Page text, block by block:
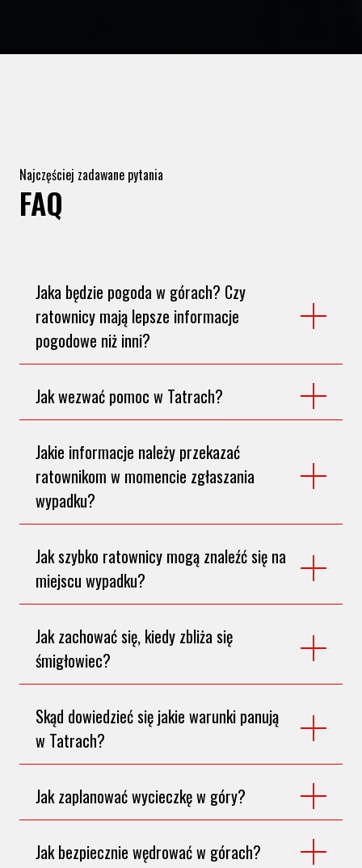
Najczęściej zadawane pytania
FAQ
Jaka będzie pogoda w górach? Czy
ratownicy mają lepsze informacje
pogodowe niż inni?
Jak wezwać pomoc w Tatrach?
Jakie informacje należy przekazać
ratownikom w momencie zgłaszania
wypadku?
Jak szybko ratownicy mogą znaleźć się na
miejscu wypadku?
Jak zachować się, kiedy zbliża się
śmigłowiec?
Skąd dowiedzieć się jakie warunki panują
w Tatrach?
Jak zaplanować wycieczkę w góry?
Jak bezpiecznie wędrować w górach?